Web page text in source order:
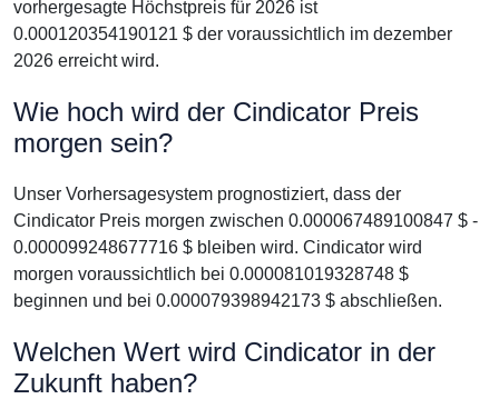
vorhergesagte Höchstpreis für 2026 ist
0.000120354190121 $ der voraussichtlich im dezember
2026 erreicht wird.
Wie hoch wird der Cindicator Preis
morgen sein?
Unser Vorhersagesystem prognostiziert, dass der
Cindicator Preis morgen zwischen 0.000067489100847 $ -
0.000099248677716 $ bleiben wird. Cindicator wird
morgen voraussichtlich bei 0.000081019328748 $
beginnen und bei 0.000079398942173 $ abschließen.
Welchen Wert wird Cindicator in der
Zukunft haben?